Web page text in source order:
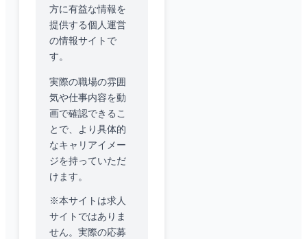
方に有益な情報を
提供する個人運営
の情報サイトで
す。
実際の職場の雰囲
気や仕事内容を動
画で確認できるこ
とで、より具体的
なキャリアイメー
ジを持っていただ
けます。
※本サイトは求人
サイトではありま
せん。実際の応募